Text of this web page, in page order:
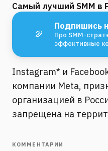
Самый лучший SMM в
Подпишись
Про SMM-
эффективные
Instagram* и
компании Meta,
организацией в
запрещена на
КОММЕНТАРИИ